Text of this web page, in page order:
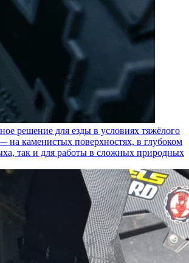
решение для езды в условиях тяжёлого
на каменистых поверхностях, в глубоком
так и для работы в сложных природных